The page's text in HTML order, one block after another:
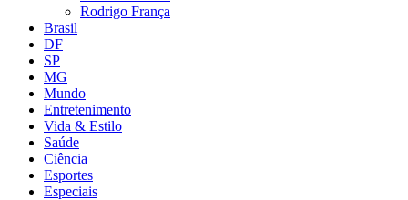
Rodrigo França
Brasil
DF
SP
MG
Mundo
Entretenimento
Vida & Estilo
Saúde
Ciência
Esportes
Especiais